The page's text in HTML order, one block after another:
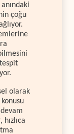
çoğu
olarak